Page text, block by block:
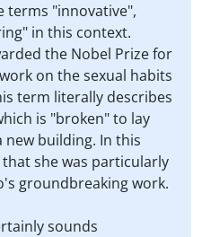
terms "innovative",
in this context.
the Nobel Prize for
on the sexual habits
term literally describes
is "broken" to lay
building. In this
she was particularly
groundbreaking work.
sounds